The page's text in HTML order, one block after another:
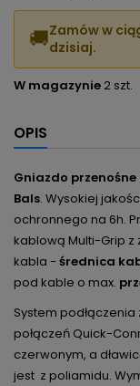
🚚Zamów w
dzisiaj.
W magazynie 2 szt.
OPIS
Gniazdo przenośne
Bals. Wysokiej
ochronnego na 6h.
kablową Multi-Grip
kabla - średnica
pod kable o max.
System
połączeń Quick-
czerwonym, a
jest z poliamidu.